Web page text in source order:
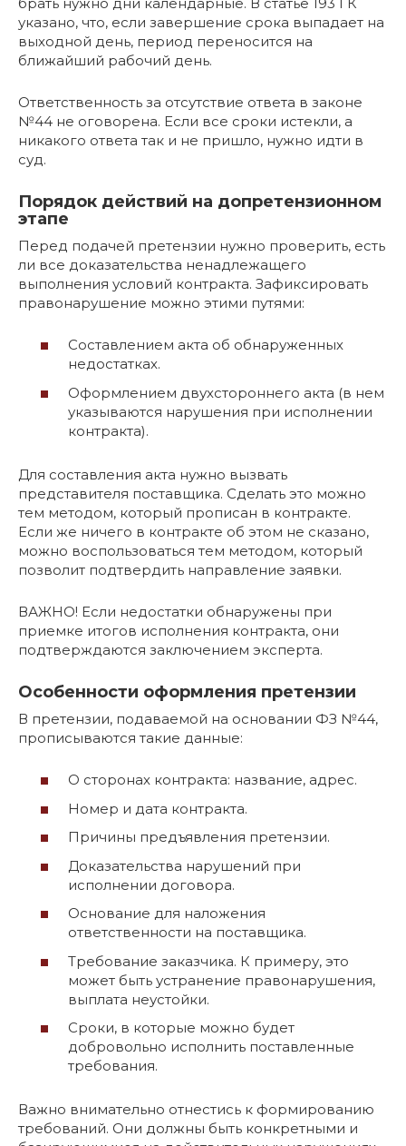
указано, что, если завершение срока выпадает на
выходной день, период переносится на
ближайший рабочий день.
Ответственность за отсутствие ответа в законе
№44 не оговорена. Если все сроки истекли, а
никакого ответа так и не пришло, нужно идти в
суд.
Порядок действий на допретензионном
этапе
Перед подачей претензии нужно проверить, есть
ли все доказательства ненадлежащего
выполнения условий контракта. Зафиксировать
правонарушение можно этими путями:
Составлением акта об обнаруженных
недостатках.
Оформлением двухстороннего акта (в нем
указываются нарушения при исполнении
контракта).
Для составления акта нужно вызвать
представителя поставщика. Сделать это можно
тем методом, который прописан в контракте.
Если же ничего в контракте об этом не сказано,
можно воспользоваться тем методом, который
позволит подтвердить направление заявки.
ВАЖНО! Если недостатки обнаружены при
приемке итогов исполнения контракта, они
подтверждаются заключением эксперта.
Особенности оформления претензии
В претензии, подаваемой на основании ФЗ №44,
прописываются такие данные:
О сторонах контракта: название, адрес.
Номер и дата контракта.
Причины предъявления претензии.
Доказательства нарушений при
исполнении договора.
Основание для наложения
ответственности на поставщика.
Требование заказчика. К примеру, это
может быть устранение правонарушения,
выплата неустойки.
Сроки, в которые можно будет
добровольно исполнить поставленные
требования.
Важно внимательно отнестись к формированию
требований. Они должны быть конкретными и